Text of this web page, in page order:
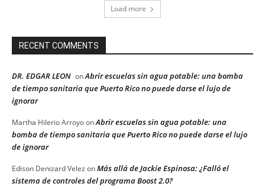
Load more
RECENT COMMENTS
DR. EDGAR LEON onAbrir escuelas sin agua potable: una bomba
de tiempo sanitaria que Puerto Rico no puede darse el lujo de
ignorar
Martha Hilerio ArroyoonAbrir escuelas sin agua potable: una
bomba de tiempo sanitaria que Puerto Rico no puede darse el lujo
de ignorar
Edison Denizard Velez onMás allá de Jackie Espinosa: ¿Falló el
sistema de controles del programa Boost 2.0?